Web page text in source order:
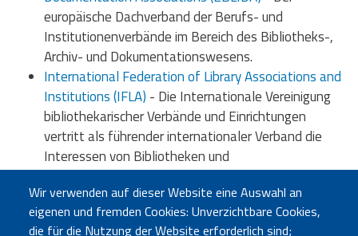
europäische Dachverband der Berufs- und
Institutionenverbände im Bereich des Bibliotheks-,
Archiv- und Dokumentationswesens.
International Federation of Library Associations and
Institutions (IFLA) - Die Internationale Vereinigung
bibliothekarischer Verbände und Einrichtungen
vertritt als führender internationaler Verband die
Interessen von Bibliotheken und
Informationseinrichtungen sowie von deren
Nutzerinnen und Nutzern. Die IFLA sorgt für eine
globale Präsenz des Bibliotheks- und
Wir verwenden auf dieser Website eine Auswahl an
eigenen und fremden Cookies: Unverzichtbare Cookies,
die für die Nutzung der Website erforderlich sind;